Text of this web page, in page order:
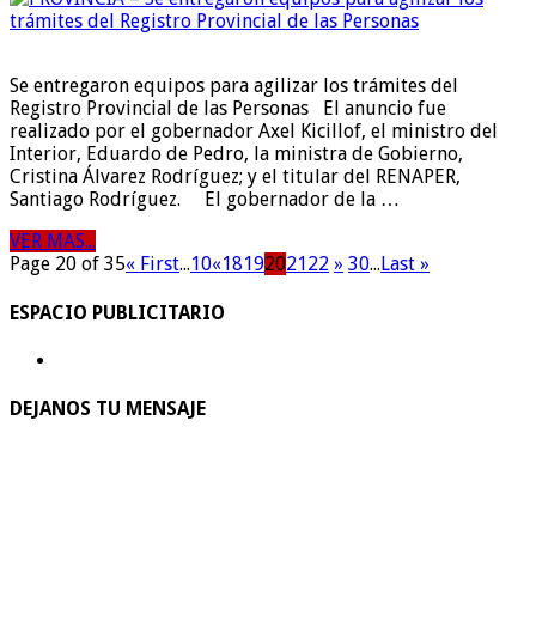
Se entregaron equipos para agilizar los trámites del
Registro Provincial de las Personas El anuncio fue
realizado por el gobernador Axel Kicillof, el ministro del
Interior, Eduardo de Pedro, la ministra de Gobierno,
Cristina Álvarez Rodríguez; y el titular del RENAPER,
Santiago Rodríguez. El gobernador de la …
VER MAS...
Page 20 of 35« First...10«18192021 22 » 30... Last »
ESPACIO PUBLICITARIO
DEJANOS TU MENSAJE